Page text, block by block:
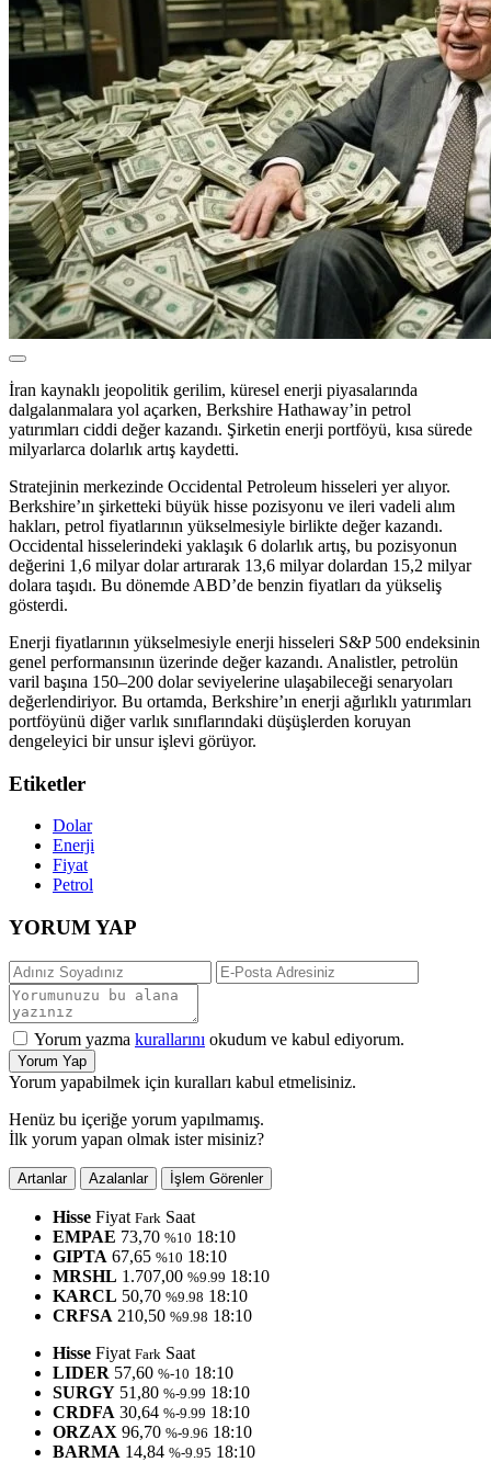
İran kaynaklı jeopolitik gerilim, küresel enerji piyasalarında
dalgalanmalara yol açarken, Berkshire Hathaway’in petrol
yatırımları ciddi değer kazandı. Şirketin enerji portföyü, kısa sürede
milyarlarca dolarlık artış kaydetti.
Stratejinin merkezinde Occidental Petroleum hisseleri yer alıyor.
Berkshire’ın şirketteki büyük hisse pozisyonu ve ileri vadeli alım
hakları, petrol fiyatlarının yükselmesiyle birlikte değer kazandı.
Occidental hisselerindeki yaklaşık 6 dolarlık artış, bu pozisyonun
değerini 1,6 milyar dolar artırarak 13,6 milyar dolardan 15,2 milyar
dolara taşıdı. Bu dönemde ABD’de benzin fiyatları da yükseliş
gösterdi.
Enerji fiyatlarının yükselmesiyle enerji hisseleri S&P 500 endeksinin
genel performansının üzerinde değer kazandı. Analistler, petrolün
varil başına 150–200 dolar seviyelerine ulaşabileceği senaryoları
değerlendiriyor. Bu ortamda, Berkshire’ın enerji ağırlıklı yatırımları
portföyünü diğer varlık sınıflarındaki düşüşlerden koruyan
dengeleyici bir unsur işlevi görüyor.
Etiketler
Dolar
Enerji
Fiyat
Petrol
YORUM YAP
Yorum yazma kurallarını okudum ve kabul ediyorum.
Yorum Yap
Yorum yapabilmek için kuralları kabul etmelisiniz.
Henüz bu içeriğe yorum yapılmamış.
İlk yorum yapan olmak ister misiniz?
Artanlar Azalanlar İşlem Görenler
Hisse Fiyat Fark Saat
EMPAE 73,70 %10 18:10
GIPTA 67,65 %10 18:10
MRSHL 1.707,00 %9.99 18:10
KARCL 50,70 %9.98 18:10
CRFSA 210,50 %9.98 18:10
Hisse Fiyat Fark Saat
LIDER 57,60 %-10 18:10
SURGY 51,80 %-9.99 18:10
CRDFA 30,64 %-9.99 18:10
ORZAX 96,70 %-9.96 18:10
BARMA 14,84 %-9.95 18:10